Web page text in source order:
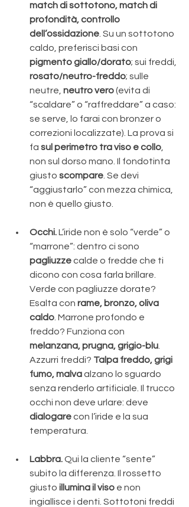
match di sottotono, match di
profondità, controllo
dell’ossidazione. Su un sottotono
caldo, preferisci basi con
pigmento giallo/dorato; sui freddi,
rosato/neutro-freddo; sulle
neutre, neutro vero (evita di
“scaldare” o “raffreddare” a caso:
se serve, lo farai con bronzer o
correzioni localizzate). La prova si
fa sul perimetro tra viso e collo,
non sul dorso mano. Il fondotinta
giusto scompare. Se devi
“aggiustarlo” con mezza chimica,
non è quello giusto.
Occhi. L’iride non è solo “verde” o
“marrone”: dentro ci sono
pagliuzze calde o fredde che ti
dicono con cosa farla brillare.
Verde con pagliuzze dorate?
Esalta con rame, bronzo, oliva
caldo. Marrone profondo e
freddo? Funziona con
melanzana, prugna, grigio-blu.
Azzurri freddi? Talpa freddo, grigi
fumo, malva alzano lo sguardo
senza renderlo artificiale. Il trucco
occhi non deve urlare: deve
dialogare con l’iride e la sua
temperatura.
Labbra. Qui la cliente “sente”
subito la differenza. Il rossetto
giusto illumina il viso e non
ingiallisce i denti. Sottotoni freddi